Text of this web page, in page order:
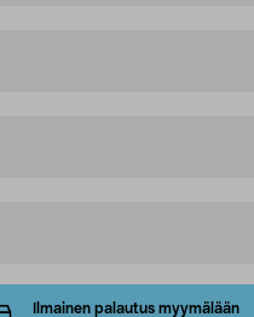
Ilmainen palautus myymälään